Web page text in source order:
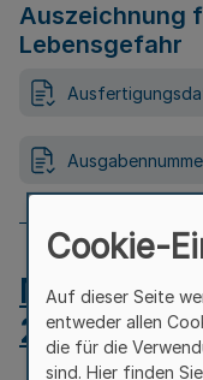
Auszeichnung
Lebensgefahr
MB.NRW
24.07.2026
Cookie-
Auf dieser Seite
entweder allen
die für die
sind. Hier finden